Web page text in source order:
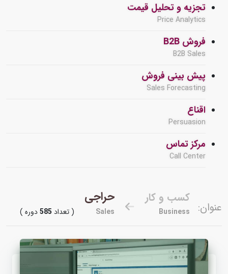
تجزیه و تحلیل قیمت
Price Analytics
فروش B2B
B2B Sales
پیش بینی فروش
Sales Forecasting
اقناع
Persuasion
مرکز تماس
Call Center
عنوان:
کسب و کار
Business
حراجی
Sales ( تعداد585 دوره )